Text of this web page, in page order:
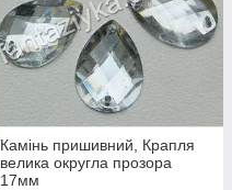
Камінь пришивний, Крапля
велика округла прозора
17мм